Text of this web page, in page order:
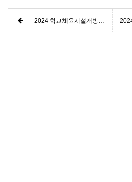
2024 학교체육시설개방지원사업 관리매니저 모집 공고